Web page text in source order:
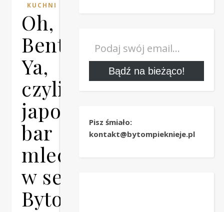
KUCHNI
Oh,
Bento-
Ya,
czyli
japoński
bar
mleczny
w sercu
Bytomia
Bądź na bieżąco!
Pisz śmiało:
kontakt@bytompieknieje.pl